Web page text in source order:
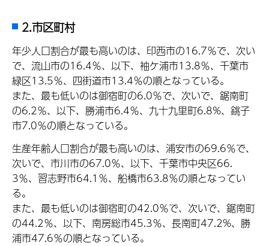
2.市区町村
年少人口割合が最も高いのは、印西市の16.7％で、次い
で、流山市の16.4％、以下、袖ケ浦市13.8％、千葉市
緑区13.5％、四街道市13.4％の順となっている。
また、最も低いのは御宿町の6.0％で、次いで、鋸南町
の6.2％、以下、勝浦市6.4％、九十九里町6.8%、銚子
市7.0％の順となっている。
生産年齢人口割合が最も高いのは、浦安市の69.6％で、
次いで、市川市の67.0％、以下、千葉市中央区66.
3％、習志野市64.1％、船橋市63.8％の順となってい
る。
また、最も低いのは御宿町の42.0％で、次いで、鋸南町
の44.2％、以下、南房総市45.3％、長南町47.2%、勝
浦市47.6％の順となっている。